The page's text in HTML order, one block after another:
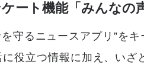
ート機能「みんなの
守るニュースアプリ”をキ
役立つ情報に加え、いざ